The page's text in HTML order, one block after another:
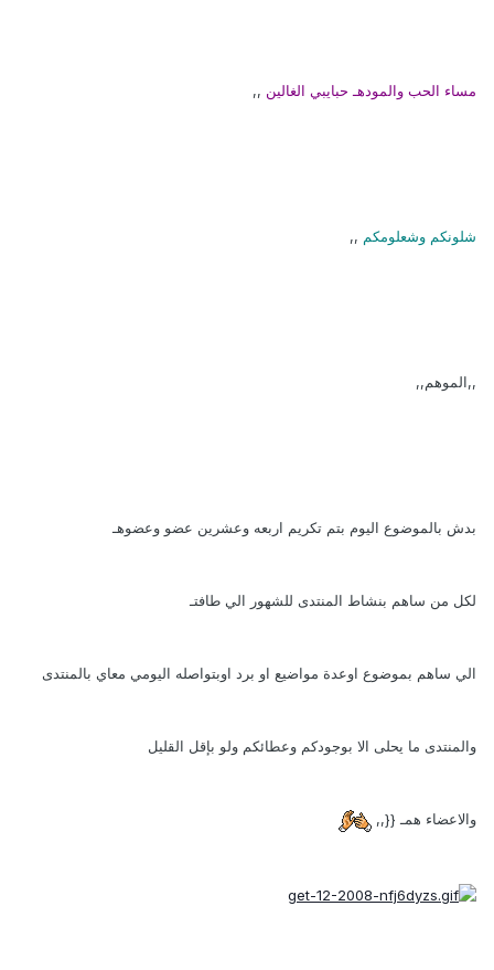
مساء الحب والمودهـ حبايبي الغالين,,
شلونكم وشعلومكم,,
,,الموهم,,
بدش بالموضوع اليوم بتم تكريم اربعه وعشرين عضو وعضوهـ
لكل من ساهم بنشاط المنتدى للشهور الي طافتـ
الي ساهم بموضوع اوعدة مواضيع او برد اوبتواصله اليومي معاي بالمنتدى
والمنتدى ما يحلى الا بوجودكم وعطائكم ولو بإقل القليل
والاعضاء همـ {{,,